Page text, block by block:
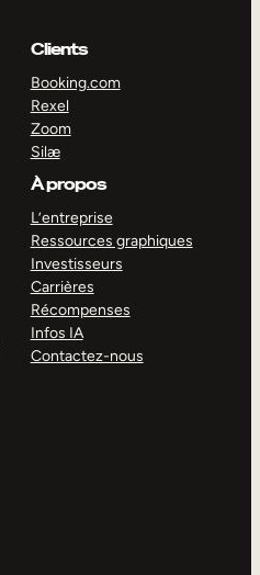
Clients
Booking.com
Rexel
Zoom
Silæ
À propos
L’entreprise
Ressources graphiques
Investisseurs
Carrières
Récompenses
Infos IA
Contactez-nous